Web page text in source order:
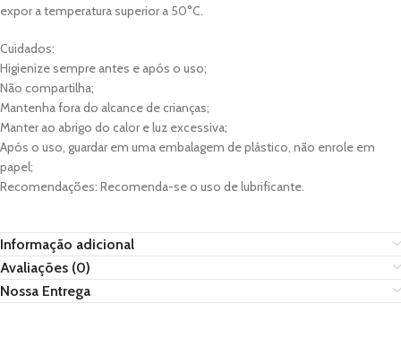
expor a temperatura superior a 50°C.
Cuidados:
Higienize sempre antes e após o uso;
Não compartilha;
Mantenha fora do alcance de crianças;
Manter ao abrigo do calor e luz excessiva;
Após o uso, guardar em uma embalagem de plástico, não enrole em
papel;
Recomendações: Recomenda-se o uso de lubrificante.
Informação adicional
Avaliações (0)
Nossa Entrega